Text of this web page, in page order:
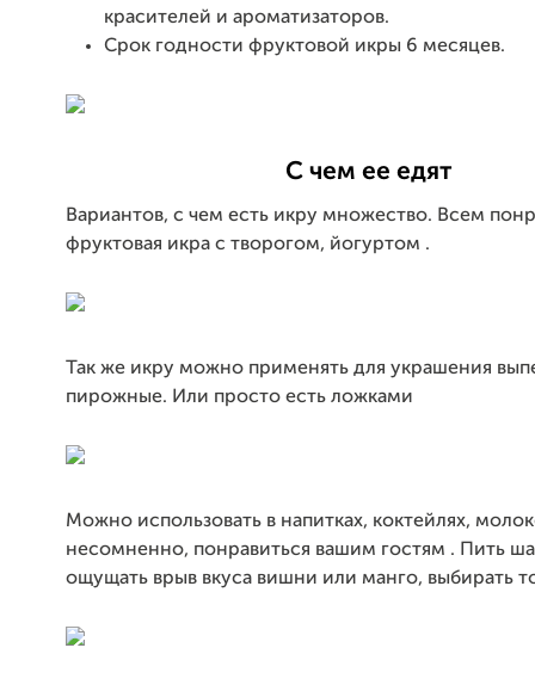
красителей и ароматизаторов.
Срок годности фруктовой икры 6 месяцев.
С чем ее едят
Вариантов, с чем есть икру множество. Всем
фруктовая икра с творогом, йогуртом .
Так же икру можно применять для украшения
пирожные. Или просто есть ложками
Можно использовать в напитках, коктейлях,
несомненно, понравиться вашим гостям . Пить
ощущать врыв вкуса вишни или манго, выбирать